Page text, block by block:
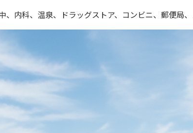
内科、温泉、ドラッグストア、コンビニ、郵便局